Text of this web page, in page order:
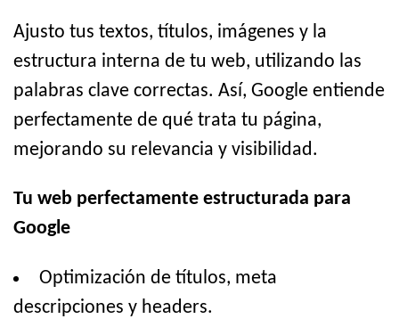
Ajusto tus textos, títulos, imágenes y la
estructura interna de tu web, utilizando las
palabras clave correctas. Así, Google entiende
perfectamente de qué trata tu página,
mejorando su relevancia y visibilidad.
Tu web perfectamente estructurada para
Google
Optimización de títulos, meta
descripciones y headers.